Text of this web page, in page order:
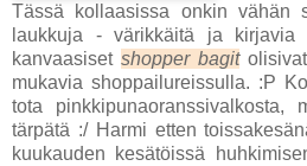
Tässä kollaasissa onkin vähän
laukkuja - värikkäitä ja kirjavia
kanvaasiset shopper bagitolisivat
mukavia shoppailureissulla. :P
tota
tärpätä :/ Harmi etten
kuukauden kesätöissä